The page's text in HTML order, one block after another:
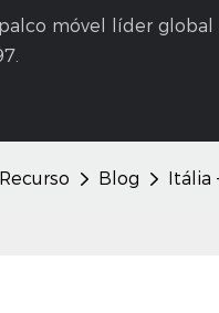
móvel líder
Recurso Blog Itália